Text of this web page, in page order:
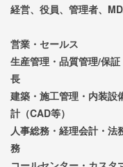
経営、役員、管理者、
営業・セールス
生産管理・品質管理/保
長
建築・施工管理・内装設
計（CAD等）
人事総務・経理会計・法
務